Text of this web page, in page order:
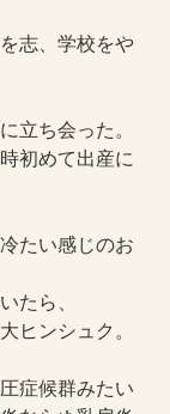
志、学校をや
立ち会った。
初めて出産に
たい感じのお
たら、
ヒンシュク。
症候群みたい